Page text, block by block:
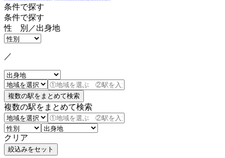
条件で探す
条件で探す
性 別／出身地
／
複数の駅をまとめて検索
クリア